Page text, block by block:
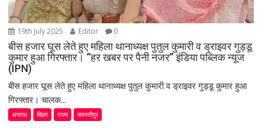
19th July 2025 Editor 0
बीस हजार घूस लेते हुए महिला थानाध्यक्ष पुतुल कुमारी व ड्राइवर गुड्डू
कुमार हुआ गिरफ्तार। “हर खबर पर पैनी नजर” इंडिया पब्लिक न्यूज
(IPN)
बीस हजार घूस लेते हुए महिला थानाध्यक्ष पुतुल कुमारी व ड्राइवर गुड्डू कुमार हुआ
गिरफ्तार। चालक...
अपराध बिहार राज्य समस्तीपुर